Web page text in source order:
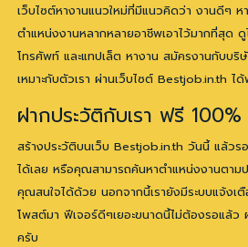
เว็บไซต์หางานแนวใหม่ที่มีแนวคิดว่า งานดีๆ ห
ตำแหน่งงานหลากหลายอาชีพเอาไว้มากที่สุด
โทรศัพท์ และแทปเล็ต หางาน สมัครงานกับบ
เหมาะกับตัวเรา ผ่านเว็บไซต์ Bestjob.in.th ไ
ฝากประวัติกับเรา ฟรี 100%
สร้างประวัติบนเว็บ Bestjob.in.th วันนี้ แล้ว
ได้เลย หรือคุณสามารถค้นหาตำแหน่งงานตาม
คุณสนใจได้ด้วย นอกจากนี้เรายังมีระบบแจ้งเ
โพสต์มา ฟีเจอร์ดีๆเยอะขนาดนี้ไม่ต้องรอแล้ว
ครับ